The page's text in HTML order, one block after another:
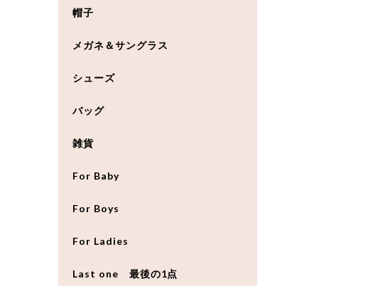
帽子
メガネ＆サングラス
シューズ
バッグ
雑貨
For Baby
For Boys
For Ladies
Last one 最後の1点